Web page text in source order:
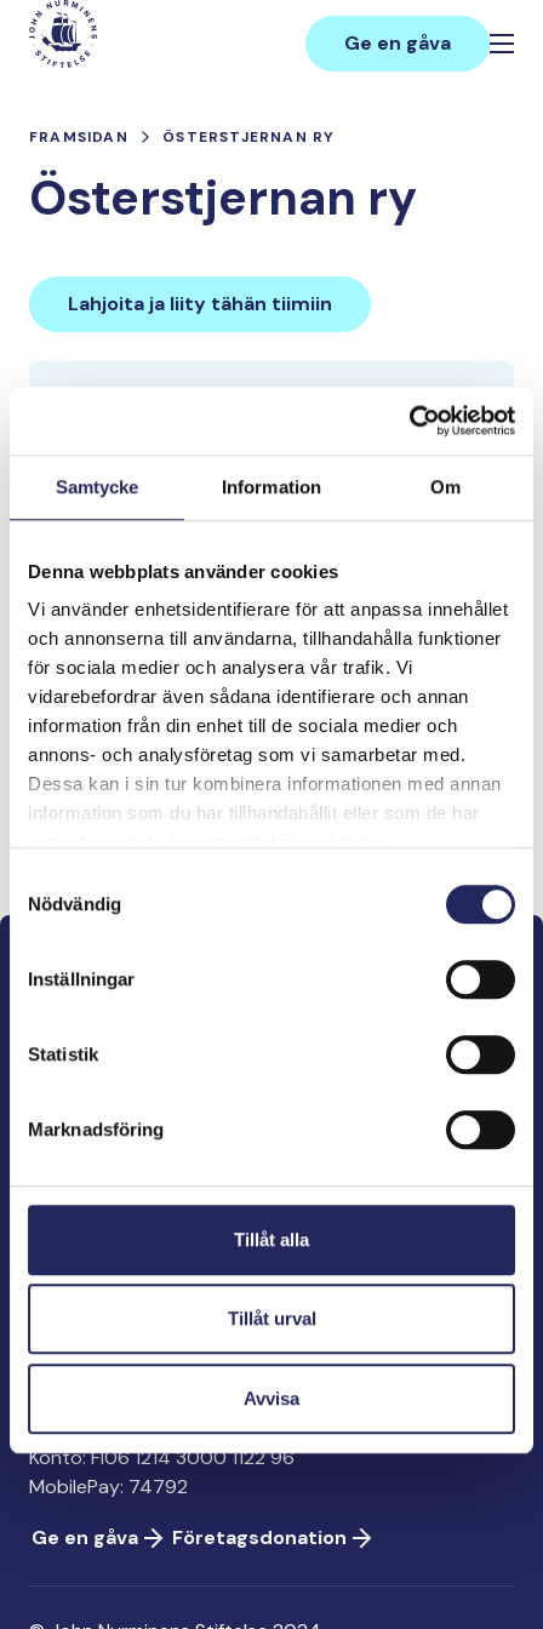
Samtycke Information Om
Denna webbplats använder cookies
Vi använder enhetsidentifierare för att anpassa innehållet
och annonserna till användarna, tillhandahålla funktioner
för sociala medier och analysera vår trafik. Vi
vidarebefordrar även sådana identifierare och annan
information från din enhet till de sociala medier och
annons- och analysföretag som vi samarbetar med.
Dessa kan i sin tur kombinera informationen med annan
information som du har tillhandahållit eller som de har
Nödvändig
Inställningar
Statistik
Marknadsföring
Tillåt alla
Tillåt urval
Avvisa
Hoppa
innehåll
Main
Ge en gåva
FRAMSIDAN ÖSTERSTJERNAN RY
Österstjernan ry
Lahjoita ja liity tähän tiimiin
lahjoitukset
Österstjernan ry
kulturens väktare och utgivare av marin litteratur.
John Nurminens Stiftelse
00240 Helsingfors
Kontaktinformation
Ge en gåva
Konto: FI06 1214 3000 1122 96
MobilePay: 74792
Ge en gåva
Företagsdonation